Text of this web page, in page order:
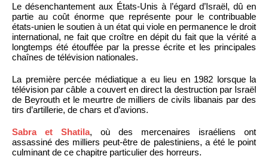
Le désenchantement aux États-Unis à l’égard d’Israël, dû en
partie au coût énorme que représente pour le contribuable
états-unien le soutien à un état qui viole en permanence le droit
international, ne fait que croître en dépit du fait que la vérité a
longtemps été étouffée par la presse écrite et les principales
chaînes de télévision nationales.
La première percée médiatique a eu lieu en 1982 lorsque la
télévision par câble a couvert en direct la destruction par Israël
de Beyrouth et le meurtre de milliers de civils libanais par des
tirs d’artillerie, de chars et d’avions.
Sabra et Shatila, où des mercenaires israéliens ont
assassiné des milliers peut-être de palestiniens, a été le point
culminant de ce chapitre particulier des horreurs.